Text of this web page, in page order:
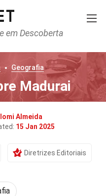
em Descoberta
Geografia
Madurai
Almeida
15 Jan 2025
Diretrizes Editoriais